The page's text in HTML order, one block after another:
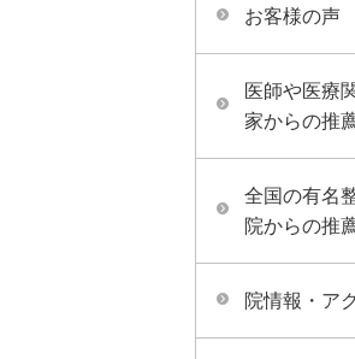
お客様の声
医師や医療
家からの推
全国の有名
院からの推
院情報・ア